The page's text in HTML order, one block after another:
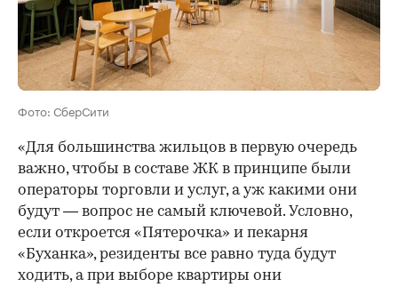
Фото: СберСити
«Для большинства жильцов в первую очередь
важно, чтобы в составе ЖК в принципе были
операторы торговли и услуг, а уж какими они
будут — вопрос не самый ключевой. Условно,
если откроется «Пятерочка» и пекарня
«Буханка», резиденты все равно туда будут
ходить, а при выборе квартиры они